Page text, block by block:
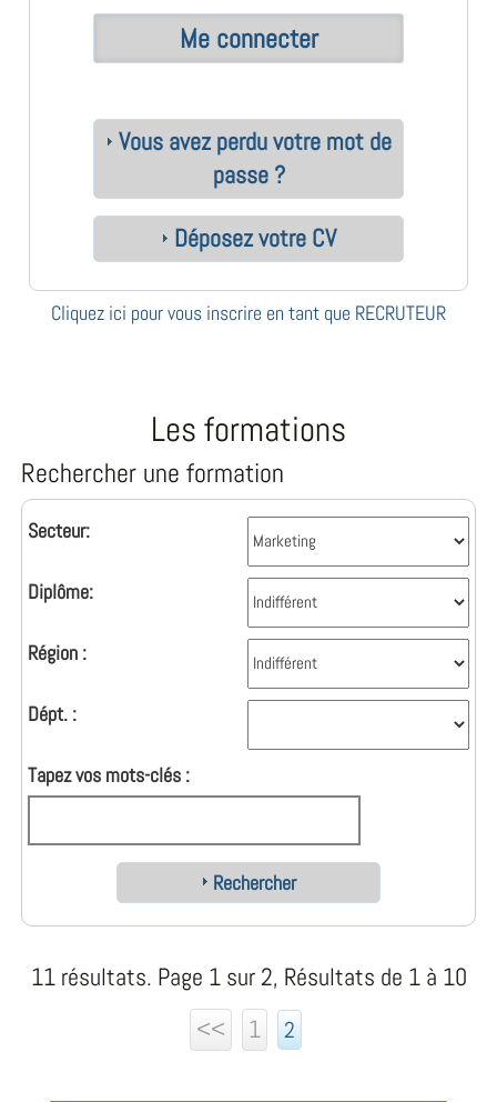
Vous avez perdu votre mot de
passe ?
Déposez votre CV
Cliquez ici pour vous inscrire en tant que RECRUTEUR
Les formations
Rechercher une formation
Secteur:
Diplôme:
Région :
Dépt. :
Tapez vos mots-clés :
Rechercher
11 résultats. Page 1 sur 2, Résultats de 1 à 10
<<
1 2